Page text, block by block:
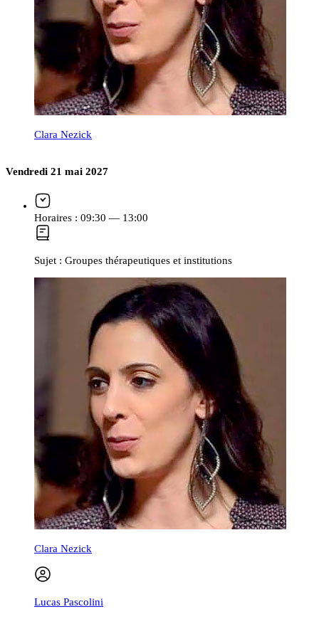
Clara Nezick
Vendredi 21 mai 2027
Horaires : 09:30 — 13:00
Sujet : Groupes thérapeutiques et institutions
Clara Nezick
Lucas Pascolini